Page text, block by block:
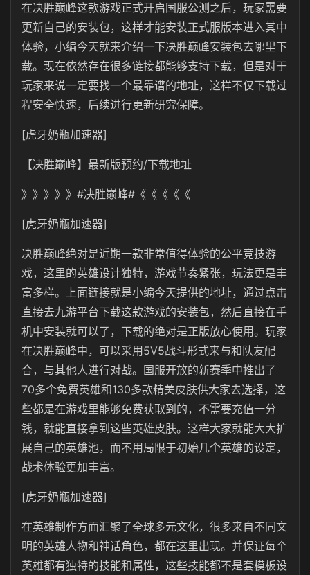
在决胜巅峰这款游戏正式开启国服公测之后，玩家需要
更新自己的安装包，这样才能安装正式服版本进入其中
体验，小编今天就来介绍一下决胜巅峰安装包去哪里下
载。现在依然存在很多链接都能够支持下载，但是对于
玩家来说一定要找一个最靠谱的地址，这样不仅下载过
程安全快速，后续进行更新研究保障。
[虎牙奶瓶加速器]
【决胜巅峰】最新版预约/下载地址
》》》》》#决胜巅峰#《《《《《
[虎牙奶瓶加速器]
决胜巅峰绝对是近期一款非常值得体验的公平竞技游
戏，这里的英雄设计独特，游戏节奏紧张，玩法更是丰
富多样。上面链接就是小编今天提供的地址，通过点击
直接去九游平台下载这款游戏的安装包，然后直接在手
机中安装就可以了，下载的绝对是正版放心使用。玩家
在决胜巅峰中，可以采用5V5战斗形式来与和队友配
合，与其他人进行对战。国服开放的新赛季中推出了
70多个免费英雄和130多款精美皮肤供大家去选择，这
些都是在游戏里能够免费获取到的，不需要充值一分
钱，就能直接拿到这些英雄皮肤。这样大家就能大大扩
展自己的英雄池，而不用局限于初始几个英雄的设定，
战术体验更加丰富。
[虎牙奶瓶加速器]
在英雄制作方面汇聚了全球多元文化，很多来自不同文
明的英雄人物和神话角色，都在这里出现。并保证每个
英雄都有独特的技能和属性，这些技能都不是套模板设